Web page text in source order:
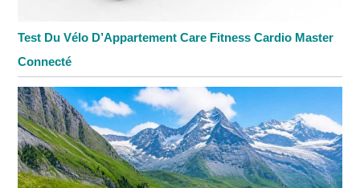
Test Du Vélo D’Appartement Care Fitness Cardio Master
Connecté